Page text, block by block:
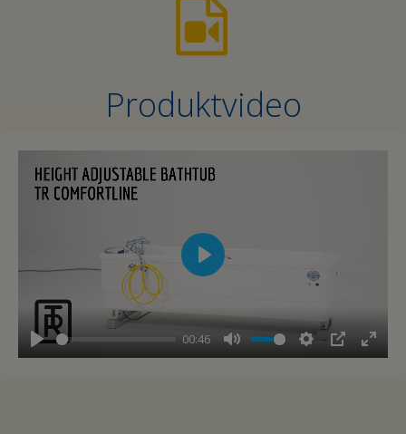
Produktvideo
Play
00:46
Mute Settings
PIP
Play